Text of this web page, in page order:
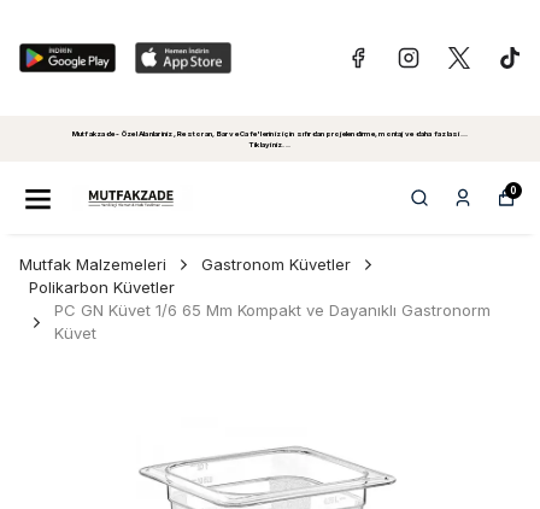
Mutfakzade - Özel Alanlariniz, Restoran, Bar ve Cafe'leriniz için sıfırdan projelendirme, montaj ve daha fazlasi...
Tiklayiniz...
0
Mutfak Malzemeleri
Gastronom Küvetler
Polikarbon Küvetler
PC GN Küvet 1/6 65 Mm Kompakt ve Dayanıklı Gastronorm
Küvet